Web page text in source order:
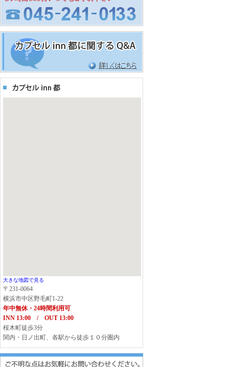
大きな地図で見る
〒231-0064
横浜市中区野毛町1-22
年中無休・24時間利用可
INN 13:00 / OUT 13:00
桜木町徒歩3分
関内・日ノ出町、各駅から徒歩１０分圏内